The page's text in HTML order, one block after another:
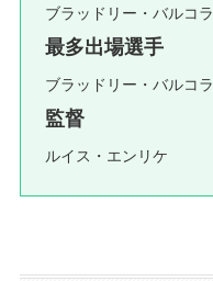
ブラッドリー・バルコラ
最多出場選手
ブラッドリー・バルコラ
監督
ルイス・エンリケ